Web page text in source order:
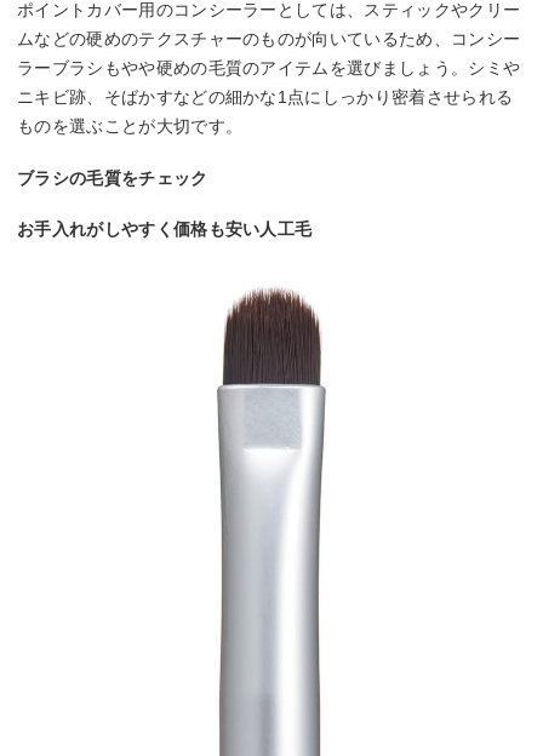
ポイントカバー用のコンシーラーとしては、スティックやクリー
ムなどの硬めのテクスチャーのものが向いているため、コンシー
ラーブラシもやや硬めの毛質のアイテムを選びましょう。シミや
ニキビ跡、そばかすなどの細かな1点にしっかり密着させられる
ものを選ぶことが大切です。
ブラシの毛質をチェック
お手入れがしやすく価格も安い人工毛